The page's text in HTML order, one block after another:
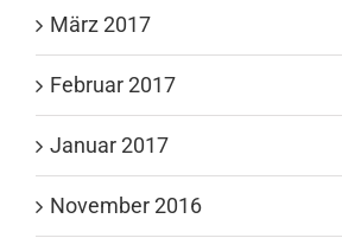
März 2017
Februar 2017
Januar 2017
November 2016